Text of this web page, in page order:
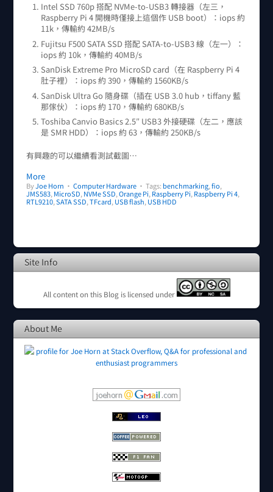
Intel SSD 760p 搭配 NVMe-to-USB3 轉接器（左三，
Raspberry Pi 4 開機時僅接上這個作 USB boot）：iops 約
11k，傳輸約 42MB/s
Fujitsu F500 SATA SSD 搭配 SATA-to-USB3 線（左一）：
iops 約 10k，傳輸約 40MB/s
SanDisk Extreme Pro MicroSD card（在 Raspberry Pi 4
肚子裡）：iops 約 390，傳輸約 1560KB/s
SanDisk Ultra Go 隨身碟（插在 USB 3.0 hub，tiffany 藍
那傢伙）：iops 約 170，傳輸約 680KB/s
Toshiba Canvio Basics 2.5″ USB3 外接硬碟（左二，應該
是 SMR HDD）：iops 約 63，傳輸約 250KB/s
有興趣的可以繼續看測試截圖…
More
ByJoe Horn • Computer Hardware • Tags: benchmarking,fio,
JMS583, MicroSD, NVMe SSD,Orange Pi, Raspberry Pi, Raspberry Pi 4,
RTL9210,SATA SSD,TFcard, USB flash, USB HDD
Site Info
All content on this Blog is licensed under
About Me